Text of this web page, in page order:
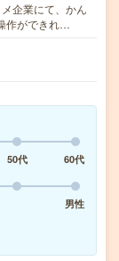
企業にて、かん
作ができれ…
50代
60代
男性